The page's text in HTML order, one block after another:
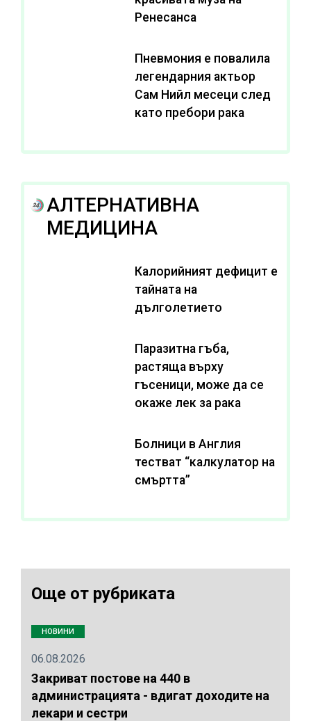
Ренесанса
Пневмония е повалила
легендарния актьор
Сам Нийл месеци след
като пребори рака
АЛТЕРНАТИВНА
МЕДИЦИНА
Калорийният дефицит е
тайната на
дълголетието
Паразитна гъба,
растяща върху
гъсеници, може да се
окаже лек за рака
Болници в Англия
тестват “калкулатор на
смъртта”
Още от рубриката
НОВИНИ
06.08.2026
Закриват постове на 440 в
администрацията - вдигат доходите на
лекари и сестри